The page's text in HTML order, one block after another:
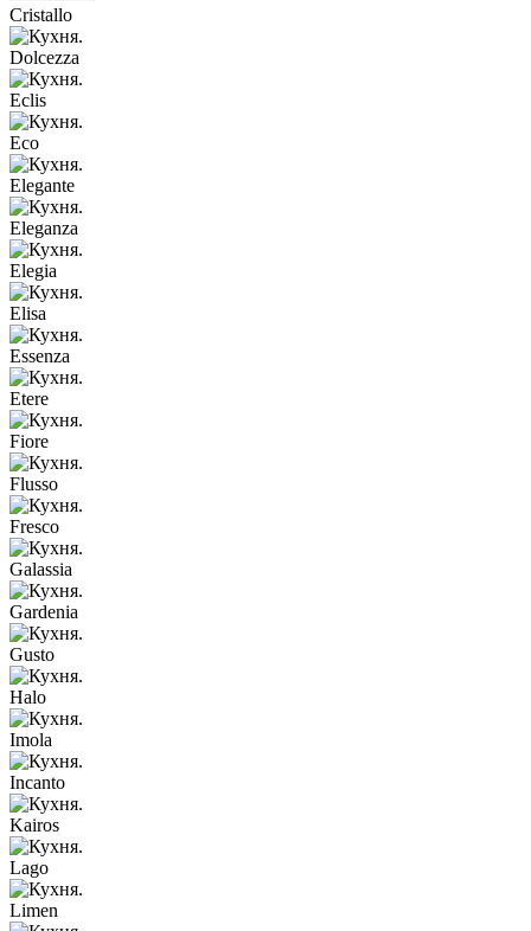
Cristallo
Dolcezza
Eclis
Eco
Elegante
Eleganza
Elegia
Elisa
Essenza
Etere
Fiore
Flusso
Fresco
Galassia
Gardenia
Gusto
Halo
Imola
Incanto
Kairos
Lago
Limen